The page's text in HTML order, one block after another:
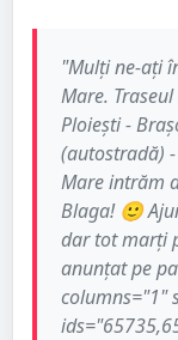
"Mulți ne-ați
Mare.
Ploiești -
(autostradă)
Mare intrăm
Blaga! 🙂
dar tot marți
anunțat pe
columns="1"